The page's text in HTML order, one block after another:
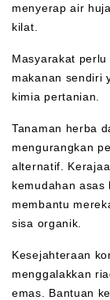
menyerap air
kilat.
Masyarakat
makanan sendiri
kimia pertanian.
Tanaman herba
mengurangkan
alternatif.
kemudahan
membantu
sisa organik.
Kesejahteraan
menggalakkan
emas. Bantuan